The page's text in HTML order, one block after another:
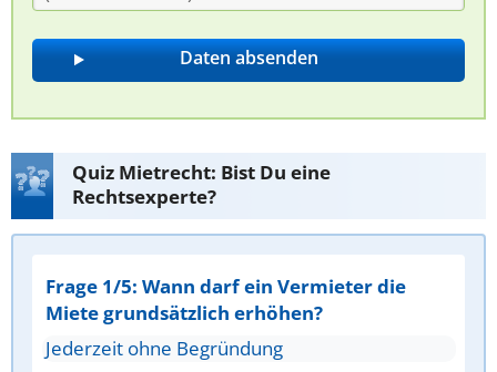
Quiz Mietrecht: Bist Du eine
Rechtsexperte?
Frage 1/5: Wann darf ein Vermieter die
Miete grundsätzlich erhöhen?
Jederzeit ohne Begründung